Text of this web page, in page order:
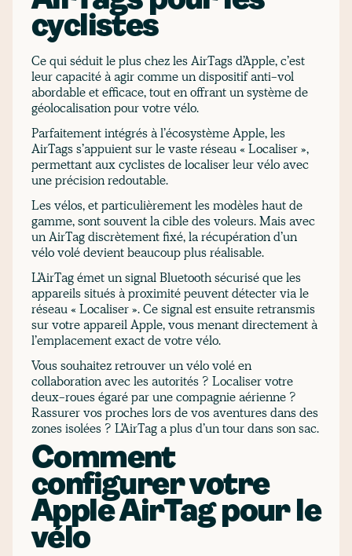
cyclistes
Ce qui séduit le plus chez les AirTags d’Apple, c’est
leur capacité à agir comme un dispositif anti-vol
abordable et efficace, tout en offrant un système de
géolocalisation pour votre vélo.
Parfaitement intégrés à l’écosystème Apple, les
AirTags s’appuient sur le vaste réseau « Localiser »,
permettant aux cyclistes de localiser leur vélo avec
une précision redoutable.
Les vélos, et particulièrement les modèles haut de
gamme, sont souvent la cible des voleurs. Mais avec
un AirTag discrètement fixé, la récupération d’un
vélo volé devient beaucoup plus réalisable.
L’AirTag émet un signal Bluetooth sécurisé que les
appareils situés à proximité peuvent détecter via le
réseau « Localiser ». Ce signal est ensuite retransmis
sur votre appareil Apple, vous menant directement à
l’emplacement exact de votre vélo.
Vous souhaitez retrouver un vélo volé en
collaboration avec les autorités ? Localiser votre
deux-roues égaré par une compagnie aérienne ?
Rassurer vos proches lors de vos aventures dans des
zones isolées ? L’AirTag a plus d’un tour dans son sac.
Comment
configurer votre
Apple AirTag pour le
vélo